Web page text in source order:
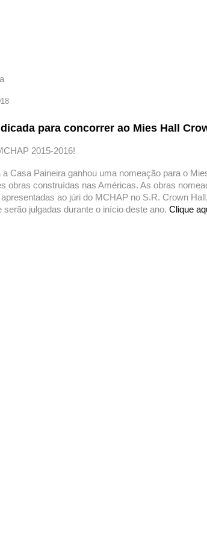
para concorrer ao Mies Hall
2015-2016!
a Casa Paineira ganhou uma nomeação para o
obras construídas nas Américas. As obras
ao júri do MCHAP no S.R. Crown
serão julgadas durante o início deste ano. Clique